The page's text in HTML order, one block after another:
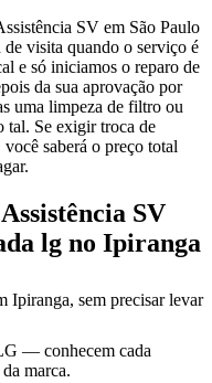
SV em São Paulo
visita quando o serviço é
e só iniciamos o reparo de
da sua aprovação por
uma limpeza de filtro ou
tal. Se exigir troca de
saberá o preço total
SV
lg no Ipiranga
Ipiranga, sem precisar levar
— conhecem cada
marca.